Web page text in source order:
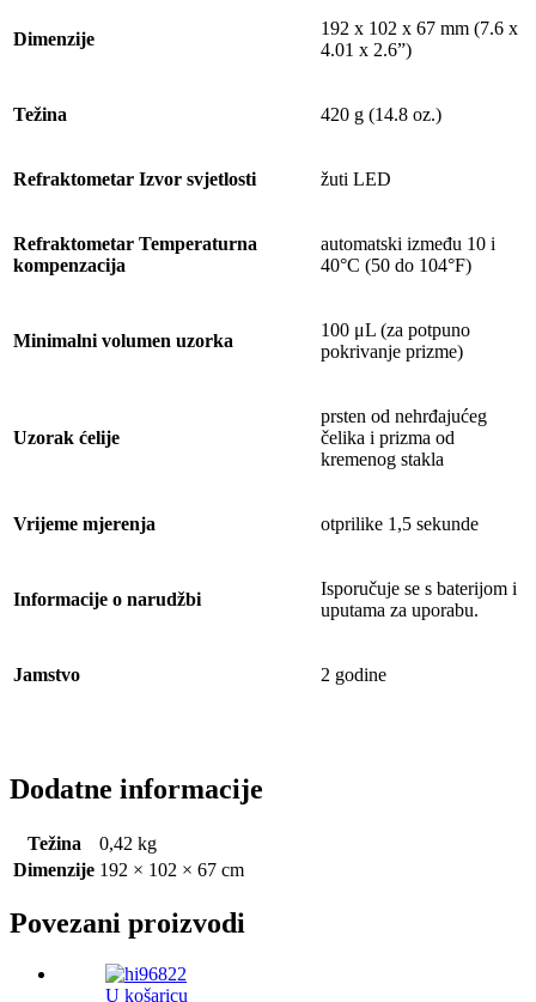
Dimenzije
192 x 102 x 67 mm (7.6 x
4.01 x 2.6”)
Težina 420 g (14.8 oz.)
Refraktometar Izvor svjetlosti žuti LED
Refraktometar Temperaturna
kompenzacija
automatski između 10 i
40°C (50 do 104°F)
Minimalni volumen uzorka
100 μL (za potpuno
pokrivanje prizme)
Uzorak ćelije
prsten od nehrđajućeg
čelika i prizma od
kremenog stakla
Vrijeme mjerenja otprilike 1,5 sekunde
Informacije o narudžbi
Isporučuje se s baterijom i
uputama za uporabu.
Jamstvo 2 godine
Dodatne informacije
Težina
0,42 kg
Dimenzije 192 × 102 × 67 cm
Povezani proizvodi
U košaricu